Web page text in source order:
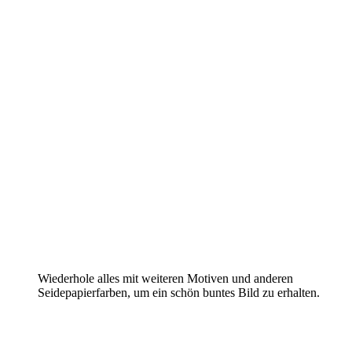
Wiederhole alles mit weiteren Motiven und anderen
Seidepapierfarben, um ein schön buntes Bild zu erhalten.